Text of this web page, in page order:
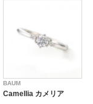
BAUM
Camellia カメリア